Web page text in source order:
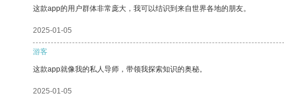
这款app的用户群体非常庞大，我可以结识到来自世界各地的朋友。
2025-01-05
游客
这款app就像我的私人导师，带领我探索知识的奥秘。
2025-01-05